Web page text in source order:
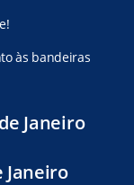
Janeiro
Janeiro